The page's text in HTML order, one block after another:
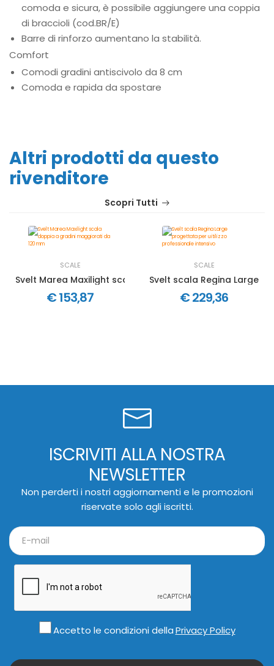
comoda e sicura, è possibile aggiungere una coppia
di braccioli (cod.BR/E)
Barre di rinforzo aumentano la stabilità.
Comfort
Comodi gradini antiscivolo da 8 cm
Comoda e rapida da spostare
Altri prodotti da questo
rivenditore
Scopri Tutti
SCALE
Svelt Marea Maxilight scala doppia a gradini maggiorati
€ 153,87
SCALE
Svelt scala Regina Large
€ 229,36
ISCRIVITI ALLA NOSTRA
NEWSLETTER
Non perderti i nostri aggiornamenti e le promozioni
riservate solo agli iscritti.
Accetto le condizioni dellaPrivacy Policy